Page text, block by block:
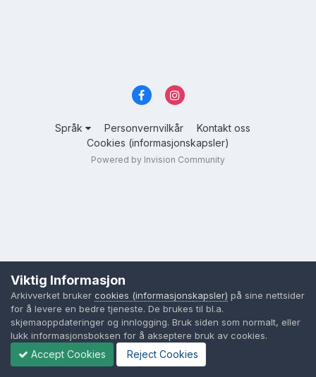
Språk Personvernvilkår
Kontakt oss
Cookies (informasjonskapsler)
Powered by Invision Community
Viktig Informasjon
Arkivverket bruker cookies (informasjonskapsler) på sine nettsider
for å levere en bedre tjeneste. De brukes til bl.a.
skjemaoppdateringer og innlogging. Bruk siden som normalt, eller
lukk informasjonsboksen for å akseptere bruk av cookies.
Accept Cookies Reject Cookies